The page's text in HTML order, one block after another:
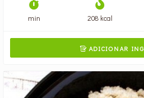
min 208 kcal
ADICIONAR